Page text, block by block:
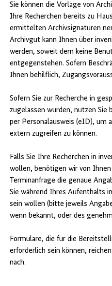
Sie können die Vorlage von
Ihre Recherchen bereits zu
ermittelten Archivsignaturen
Archivgut kann Ihnen über
werden, soweit dem keine
entgegenstehen. Sofern
Ihnen behilflich,
Sofern Sie zur Recherche in
zugelassen wurden, nutzen Sie
per Personalausweis (eID), um
extern zugreifen zu können.
Falls Sie Ihre Recherchen in
wollen, benötigen wir von
Terminanfrage die genaue
Sie während Ihres Aufenthalts
sein wollen (bitte jeweils
wenn bekannt, oder des
Formulare, die für die
erforderlich sein können,
nach.